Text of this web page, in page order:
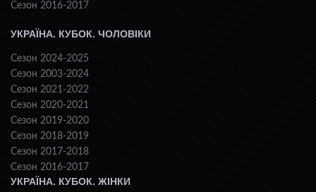
Сезон 2016-2017
УКРАЇНА. КУБОК. ЧОЛОВІКИ
Сезон 2024-2025
Сезон 2003-2024
Сезон 2021-2022
Сезон 2020-2021
Сезон 2019-2020
Сезон 2018-2019
Сезон 2017-2018
Сезон 2016-2017
УКРАЇНА. КУБОК. ЖІНКИ